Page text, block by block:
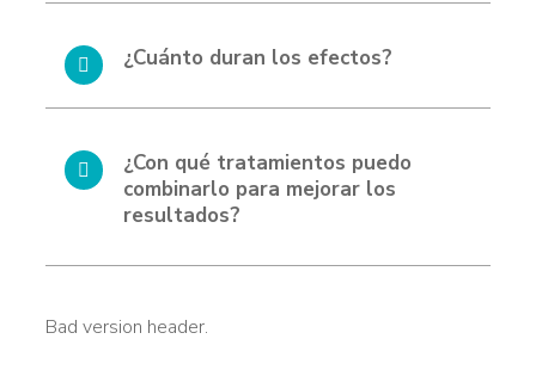
¿Cuánto duran los efectos?
¿Con qué tratamientos puedo
combinarlo para mejorar los
resultados?
Bad version header.